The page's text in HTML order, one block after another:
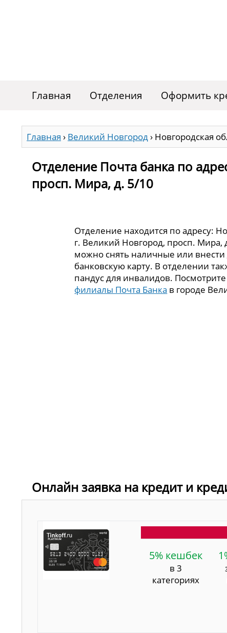
Главная Отделения Оформить
Главная › Великий Новгород› Новгородская
Отделение Почта банка по
просп. Мира, д. 5/10
Отделение находится по адресу:
г. Великий Новгород, просп. Мира,
можно снять наличные или внести
банковскую карту. В отделении
пандус для инвалидов.
филиалы Почта Банка в городе
Онлайн заявка на кредит и
5% кешбек
в 3
категориях